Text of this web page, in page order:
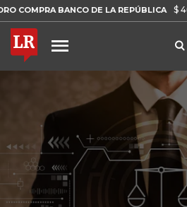
BANCO DE LA REPÚBLICA $ 408.498,97